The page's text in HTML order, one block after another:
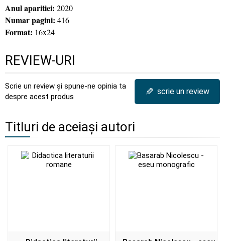
Anul aparitiei: 2020
Numar pagini: 416
Format: 16x24
REVIEW-URI
Scrie un review și spune-ne opinia ta
despre acest produs
✎ scrie un review
Titluri de aceiași autori